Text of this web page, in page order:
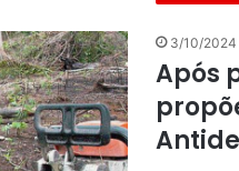
3/10/2024
Após